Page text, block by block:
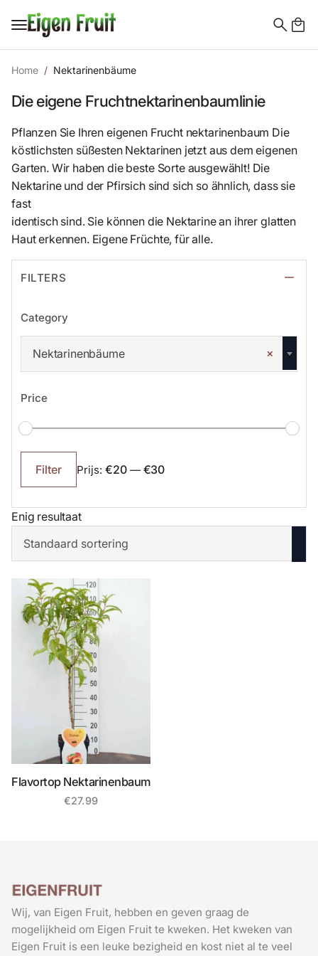
Home Nektarinenbäume
Die eigene Fruchtnektarinenbaumlinie
Pflanzen Sie Ihren eigenen Frucht nektarinenbaum Die
köstlichsten süßesten Nektarinen jetzt aus dem eigenen
Garten. Wir haben die beste Sorte ausgewählt! Die
Nektarine und der Pfirsich sind sich so ähnlich, dass sie
fast
identisch sind. Sie können die Nektarine an ihrer glatten
Haut erkennen. Eigene Früchte, für alle.
FILTERS
Category
×
Nektarinenbäume
Price
Min.
prijs
Max.
prijsFilter Prijs: €20—€30
Enig resultaat
Flavortop Nektarinenbaum
€27.99
Wij, van Eigen Fruit, hebben en geven graag de
mogelijkheid om Eigen Fruit te kweken. Het kweken van
Eigen Fruit is een leuke bezigheid en kost niet al te veel